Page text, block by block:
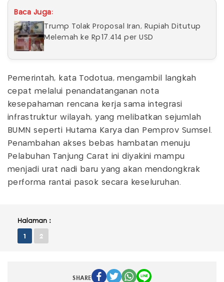
Baca Juga:
Trump Tolak Proposal Iran, Rupiah Ditutup
Melemah ke Rp17.414 per USD
Pemerintah, kata Todotua, mengambil langkah
cepat melalui penandatanganan nota
kesepahaman rencana kerja sama integrasi
infrastruktur wilayah, yang melibatkan sejumlah
BUMN seperti Hutama Karya dan Pemprov Sumsel.
Penambahan akses bebas hambatan menuju
Pelabuhan Tanjung Carat ini diyakini mampu
menjadi urat nadi baru yang akan mendongkrak
performa rantai pasok secara keseluruhan.
Halaman :
1 2
SHARE